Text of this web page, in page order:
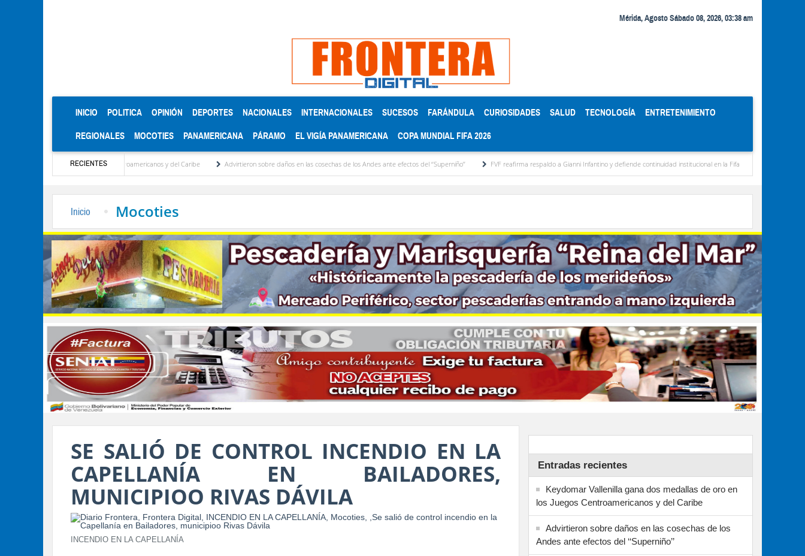
Mérida, Agosto Sábado 08, 2026, 03:38 am
INICIO (CURRENT)
POLITICA OPINIÓN DEPORTES NACIONALES INTERNACIONALES SUCESOS FARÁNDULA CURIOSIDADES SALUD TECNOLOGÍA ENTRETENIMIENTO
REGIONALES MOCOTIES PANAMERICANA PÁRAMO EL VIGÍA PANAMERICANA COPA MUNDIAL FIFA 2026
RECIENTES
de oro en los Juegos Centroamericanos y del Caribe Advirtieron sobre daños en las cosechas de los Andes ante efectos del ‘‘Superniño’’ FVF reafirma respaldo a Gianni Infantino y defiende continuidad institucional en la Fifa Organismos públicos
Inicio Mocoties
SE SALIÓ DE CONTROL INCENDIO EN LA
CAPELLANÍA EN BAILADORES,
MUNICIPIOO RIVAS DÁVILA
INCENDIO EN LA CAPELLANÍA
Entradas recientes
Keydomar Vallenilla gana dos medallas de oro en
los Juegos Centroamericanos y del Caribe
Advirtieron sobre daños en las cosechas de los
Andes ante efectos del ‘‘Superniño’’